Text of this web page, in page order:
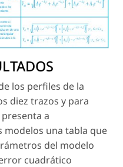
los perfiles de la
diez trazos y para
a
modelos una tabla que
del modelo
cuadrático